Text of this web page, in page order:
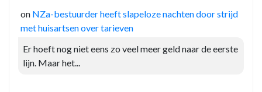
on NZa-bestuurder heeft slapeloze nachten door strijd
met huisartsen over tarieven
Er hoeft nog niet eens zo veel meer geld naar de eerste
lijn. Maar het...